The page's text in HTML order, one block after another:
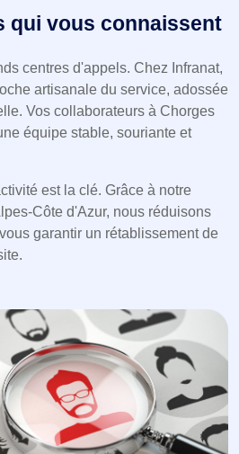
qui vous connaissent
centres d'appels. Chez Infranat,
artisanale du service, adossée
Vos collaborateurs à Chorges
équipe stable, souriante et
est la clé. Grâce à notre
Côte d'Azur, nous réduisons
garantir un rétablissement de